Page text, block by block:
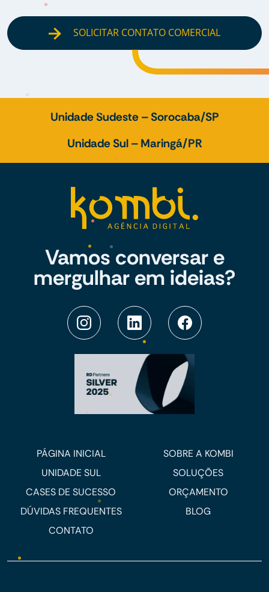
SOLICITAR CONTATO COMERCIAL
Unidade Sudeste – Sorocaba/SP
Unidade Sul – Maringá/PR
Vamos conversar e
mergulhar em ideias?
PÁGINA INICIAL
SOBRE A KOMBI
UNIDADE SUL
SOLUÇÕES
CASES DE SUCESSO
ORÇAMENTO
DÚVIDAS FREQUENTES
BLOG
CONTATO